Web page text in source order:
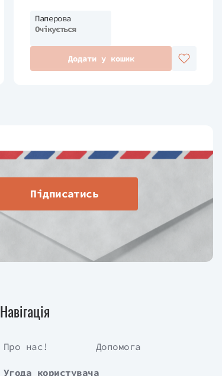
Паперова
Очікується
Додати у кошик
Підписатись
Навігація
Про нас! Допомога
Угода користувача